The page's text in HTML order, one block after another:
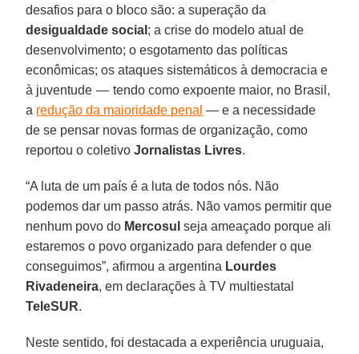
desafios para o bloco são: a superação da
desigualdade social ; a crise do modelo atual de
desenvolvimento; o esgotamento das políticas
econômicas; os ataques sistemáticos à democracia e
à juventude — tendo como expoente maior, no Brasil,
a redução da maioridade penal — e a necessidade
de se pensar novas formas de organização, como
reportou o coletivoJornalistas Livres.
“A luta de um país é a luta de todos nós. Não
podemos dar um passo atrás. Não vamos permitir que
nenhum povo do Mercosul seja ameaçado porque ali
estaremos o povo organizado para defender o que
conseguimos”, afirmou a argentina Lourdes
Rivadeneira, em declarações à TV multiestatal
TeleSUR.
Neste sentido, foi destacada a experiência uruguaia,